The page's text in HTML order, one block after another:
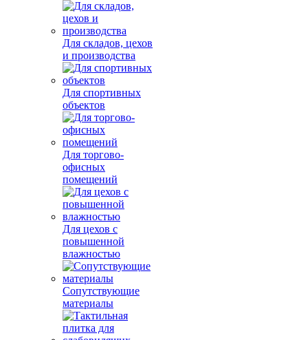
Для складов, цехов
и производства
Для спортивных
объектов
Для торгово-
офисных
помещений
Для цехов с
повышенной
влажностью
Сопутствующие
материалы